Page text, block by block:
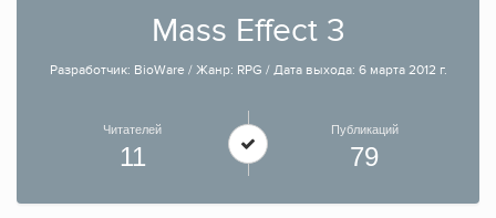
Mass Effect 3
Разработчик: BioWare / Жанр: RPG / Дата выхода: 6 марта 2012 г.
Читателей
11
Публикаций
79